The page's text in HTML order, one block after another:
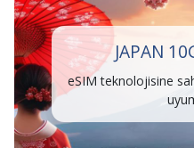
JAPAN
eSIM teknolojisine